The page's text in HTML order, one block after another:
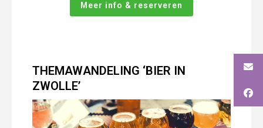
Meer info & reserveren
THEMAWANDELING ‘BIER IN
ZWOLLE’